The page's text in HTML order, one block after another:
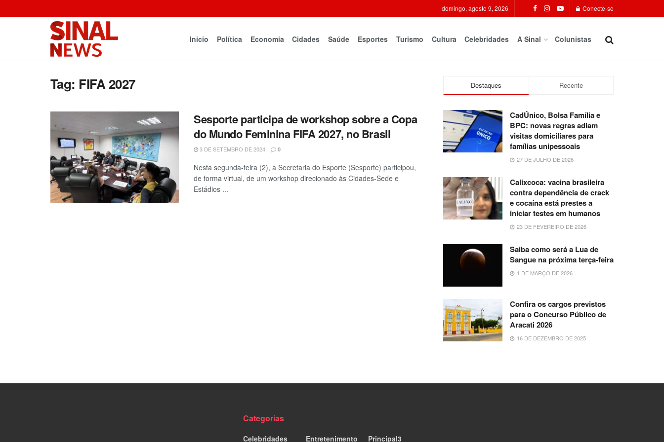
domingo, agosto 9, 2026 Conecte-se
Inicio Política Economia Cidades Saúde Esportes Turismo Cultura Celebridades A Sinal Colunistas
Tag: FIFA 2027
Sesporte participa de workshop sobre a Copa
do Mundo Feminina FIFA 2027, no Brasil
3 DE SETEMBRO DE 2024 0
Nesta segunda-feira (2), a Secretaria do Esporte (Sesporte) participou,
de forma virtual, de um workshop direcionado às Cidades-Sede e
Estádios ...
Destaques Recente
CadÚnico, Bolsa Família e
BPC: novas regras adiam
visitas domiciliares para
famílias unipessoais
27 DE JULHO DE 2026
Calixcoca: vacina brasileira
contra dependência de crack
e cocaína está prestes a
iniciar testes em humanos
23 DE FEVEREIRO DE 2026
Saiba como será a Lua de
Sangue na próxima terça-feira
1 DE MARÇO DE 2026
Confira os cargos previstos
para o Concurso Público de
Aracati 2026
16 DE DEZEMBRO DE 2025
Categorias
Celebridades Entretenimento Principal3